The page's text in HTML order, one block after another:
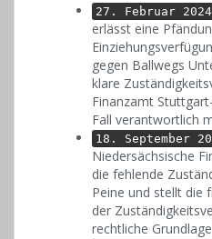
27. Februar
erlässt eine
gegen Ballwegs
klare
Finanzamt
Fall verantwortlich
18. September
Niedersächsische
die fehlende
Peine und stellt die
der
rechtliche